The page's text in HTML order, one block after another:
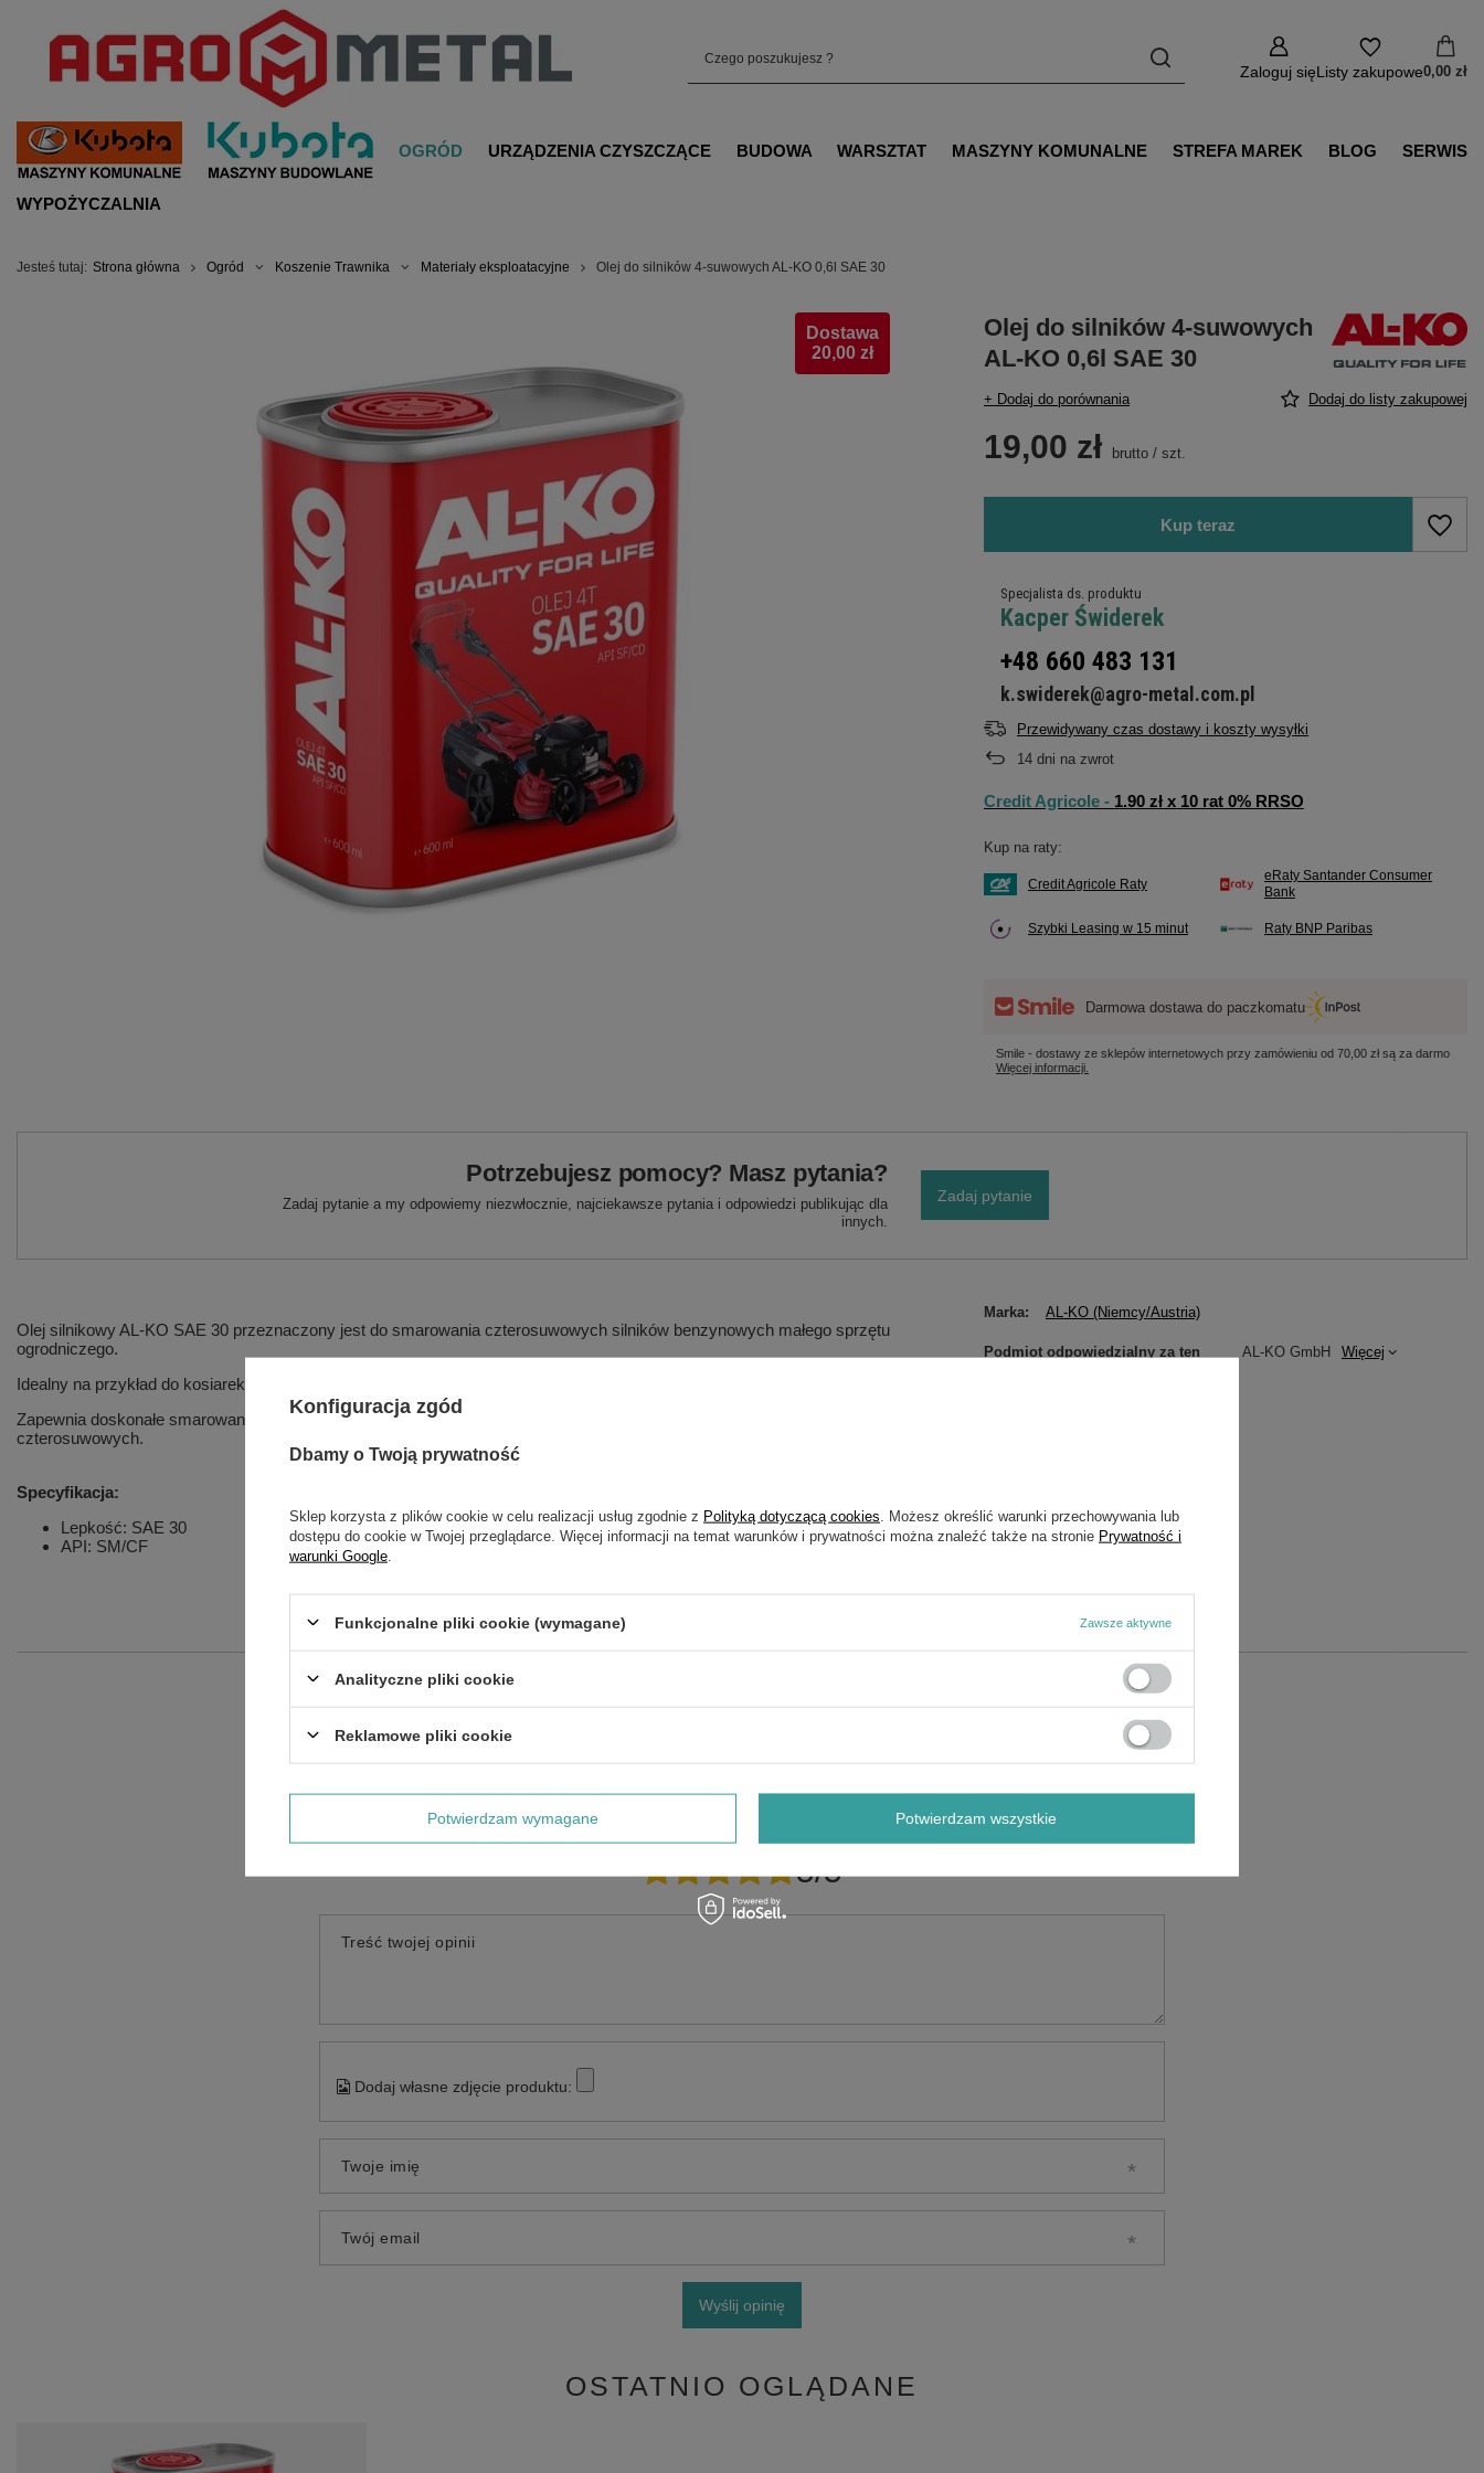
Zaloguj sięListy zakupowe0,00 zł
OGRÓD URZĄDZENIA CZYSZCZĄCE BUDOWA WARSZTAT MASZYNY KOMUNALNE STREFA MAREK BLOG SERWIS
WYPOŻYCZALNIA
Jesteś tutaj: Strona główna Ogród Koszenie Trawnika Materiały eksploatacyjne Olej do silników 4-suwowych AL-KO 0,6l SAE 30
Dostawa
20,00 zł
Olej do silników 4-suwowych
AL-KO 0,6l SAE 30
+ Dodaj do porównania Dodaj do listy zakupowej
19,00 zł brutto /szt.
Kup teraz
Specjalista ds. produktu
Kacper Świderek
+48 660 483 131
k.swiderek@agro-metal.com.pl
Przewidywany czas dostawy i koszty wysyłki
14 dni na zwrot
Credit Agricole - 1.90 zł x 10 rat 0% RRSO
Kup na raty:
Credit Agricole Raty
eRaty Santander Consumer
Bank
Szybki Leasing w 15 minut Raty BNP Paribas
Darmowa dostawa do paczkomatu
Smile - dostawy ze sklepów internetowych przy zamówieniu od70,00 złsą za darmo
Więcej informacji.
Potrzebujesz pomocy? Masz pytania?
Zadaj pytanie a my odpowiemy niezwłocznie, najciekawsze pytania i odpowiedzi publikując dla
innych.
Zadaj pytanie
Olej silnikowy AL-KO SAE 30 przeznaczony jest do smarowania czterosuwowych silników benzynowych małego sprzętu
ogrodniczego.
Idealny na przykład do kosiarek.
Zapewnia doskonałe smarowanie wszystkich ruchomych części wysoko obciążonych nowoczesnych silników
czterosuwowych.
Specyfikacja:
Lepkość: SAE 30
API: SM/CF
Marka AL-KO (Niemcy/Austria)
Podmiot odpowiedzialny za ten
AL-KO GmbH Więcej
NAPISZ SWOJĄ OPINIĘ
Twoja ocena:
5/5
Treść twojej opinii
Dodaj własne zdjęcie produktu:
Twoje imię
Twój email
Wyślij opinię
OSTATNIO OGLĄDANE
Konfiguracja zgód
Dbamy o Twoją prywatność
Sklep korzysta z plików cookie w celu realizacji usług zgodnie z Polityką dotyczącą cookies . Możesz określić warunki przechowywania lub
dostępu do cookie w Twojej przeglądarce. Więcej informacji na temat warunków i prywatności można znaleźć także na stronie Prywatność i
warunki Google
Funkcjonalne pliki cookie (wymagane) Zawsze aktywne
Analityczne pliki cookie
Reklamowe pliki cookie
Potwierdzam wymagane Potwierdzam wszystkie